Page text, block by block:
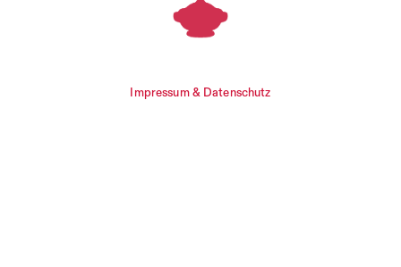
Impressum & Datenschutz